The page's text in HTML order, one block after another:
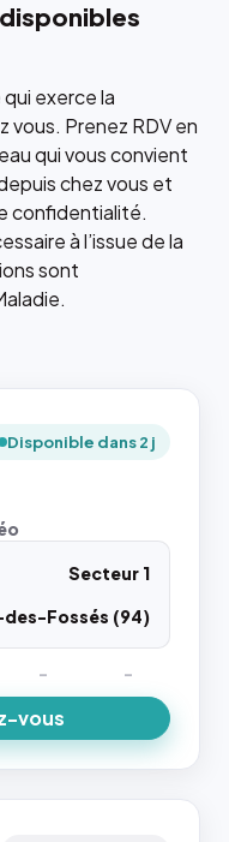
exerce la
Prenez RDV en
qui vous convient
chez vous et
confidentialité.
à l’issue de la
sont
Disponible dans 2 j
Secteur 1
Fossés (94)
- -
vous